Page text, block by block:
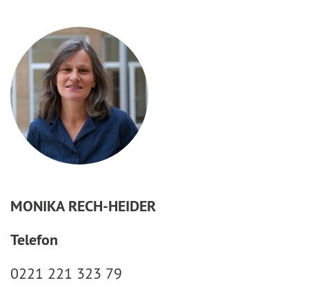
MONIKA RECH-HEIDER
Telefon
0221 221 323 79